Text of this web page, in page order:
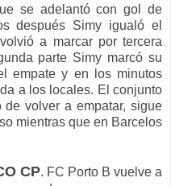
se adelantó con gol de
después Simy igualó el
a marcar por tercera
parte Simy marcó su
empate y en los minutos
a los locales. El conjunto
volver a empatar, sigue
mientras que en Barcelos
CP. FC Porto B vuelve a